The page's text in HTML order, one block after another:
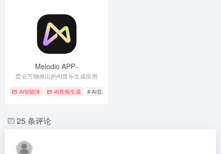
Melodio APP-
昆仑万物推出的AI音乐生成应用
AI智能体 AI音频生成 # AI音乐创作
25 条评论